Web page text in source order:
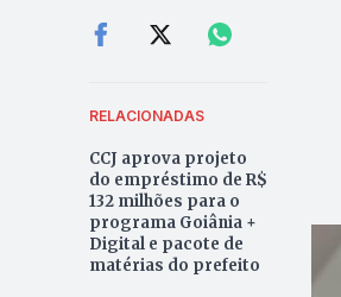
RELACIONADAS
CCJ aprova projeto
do empréstimo de R$
132 milhões para o
programa Goiânia +
Digital e pacote de
matérias do prefeito